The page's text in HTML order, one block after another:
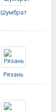
Шумбрат
Рязань